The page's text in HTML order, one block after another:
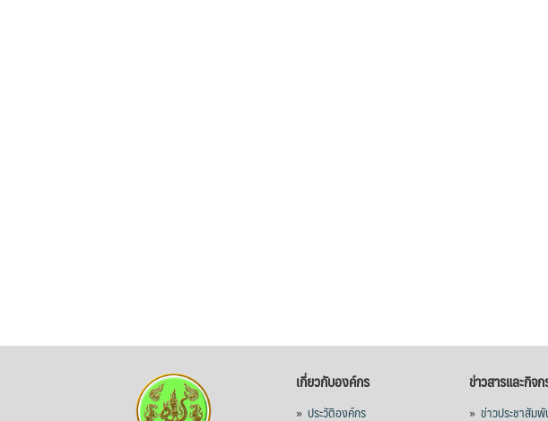
เกี่ยวกับองค์กร
»ประวัติองค์กร
ข่าวสารและกิจ
»ข่าวประชาสัม